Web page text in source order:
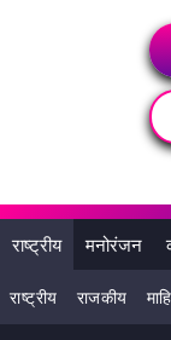
राष्ट्रीय मनोरंजन
राष्ट्रीय राजकीय